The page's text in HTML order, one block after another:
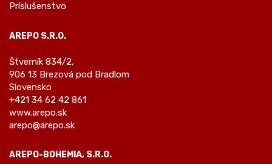
Príslušenstvo
AREPO S.R.O.
Štverník 834/2,
906 13 Brezová pod Bradlom
Slovensko
+421 34 62 42 861
www.arepo.sk
arepo@arepo.sk
AREPO-BOHEMIA, S.R.O.